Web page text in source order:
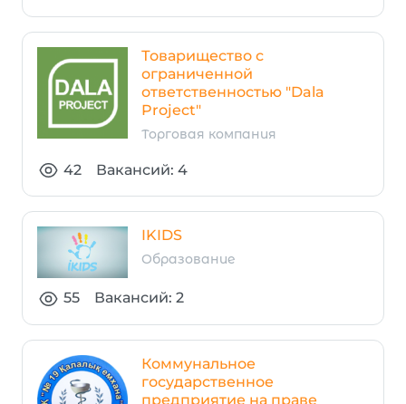
Товарищество с
ограниченной
ответственностью "Dala
Project"
Торговая компания
42 Вакансий: 4
IKIDS
Образование
55 Вакансий: 2
Коммунальное
государственное
предприятие на праве